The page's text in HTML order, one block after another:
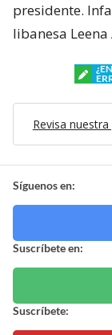
presidente.
libanesa
Revisa
Síguenos en:
Suscríbete en:
Suscríbete: